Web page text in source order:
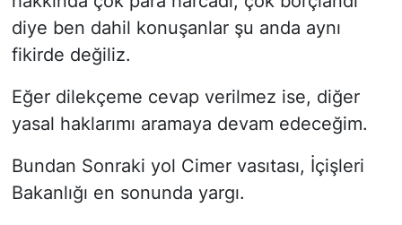
diye ben dahil konuşanlar şu anda aynı
fikirde değiliz.
Eğer dilekçeme cevap verilmez ise, diğer
yasal haklarımı aramaya devam edeceğim.
Bundan Sonraki yol Cimer vasıtası, İçişleri
Bakanlığı en sonunda yargı.